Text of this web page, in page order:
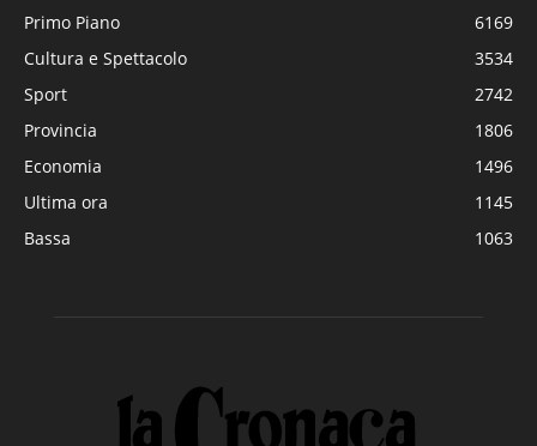
Primo Piano
6169
Cultura e Spettacolo
3534
Sport
2742
Provincia
1806
Economia
1496
Ultima ora
1145
Bassa
1063